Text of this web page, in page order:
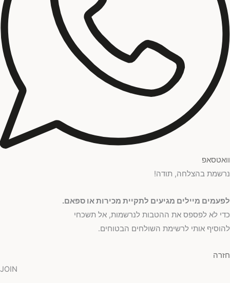
וואטסאפ
נרשמת בהצלחה, תודה!
לפעמים מיילים מגיעים לתקיית מכירות או ספאם.
כדי לא לפספס את ההטבות לנרשמות, אל תשכחי
להוסיף אותי לרשימת השולחים הבטוחים.
חזרה
JOIN